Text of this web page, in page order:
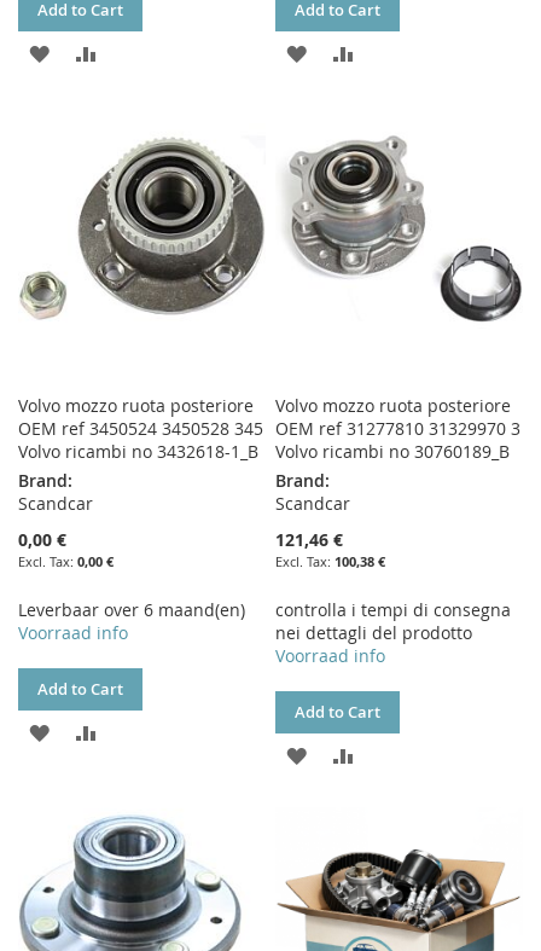
Add to Cart
ADD
COMPARE
Add to Cart
ADD
WISH
LIST
COMPARE
Volvo mozzo ruota posteriore
OEM ref 3450524 3450528 345
Volvo ricambi no 3432618-1_B
Brand:
Scandcar
0,00 €
0,00 €
Leverbaar over 6 maand(en)
Voorraad info
Add to Cart
ADD
WISH
LIST
COMPARE
Volvo mozzo ruota posteriore
OEM ref 31277810 31329970 3
Volvo ricambi no 30760189_B
Brand:
Scandcar
121,46 €
100,38 €
controlla i tempi di consegna
nei dettagli del prodotto
Voorraad info
Add to Cart
ADD
LIST